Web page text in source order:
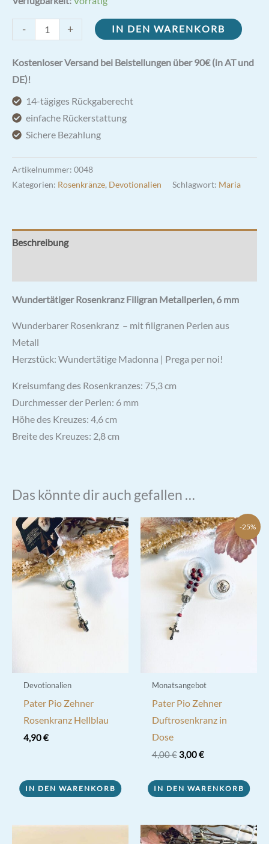
-
Wundertätiger
Rosenkranz
Filigran
Metallperlen
6
mm
Menge
+ IN DEN WARENKORB
Kostenloser Versand bei Beistellungen über 90€ (in AT und
DE)!
14-tägiges Rückgaberecht
einfache Rückerstattung
Sichere Bezahlung
Artikelnummer: 0048
Kategorien: Rosenkränze, Devotionalien Schlagwort: Maria
Beschreibung
Wundertätiger Rosenkranz Filigran Metallperlen, 6 mm
Wunderbarer Rosenkranz – mit filigranen Perlen aus
Metall
Herzstück: Wundertätige Madonna | Prega per noi!
Kreisumfang des Rosenkranzes: 75,3 cm
Durchmesser der Perlen: 6 mm
Höhe des Kreuzes: 4,6 cm
Breite des Kreuzes: 2,8 cm
Das könnte dir auch gefallen …
Devotionalien
Pater Pio Zehner
Rosenkranz Hellblau
4,90€
IN DEN WARENKORB
-25%
Monatsangebot
Pater Pio Zehner
Duftrosenkranz in
Dose
4,00€ Ursprünglicher
4,00 €
3,00€Aktueller
3,00 €.
IN DEN WARENKORB